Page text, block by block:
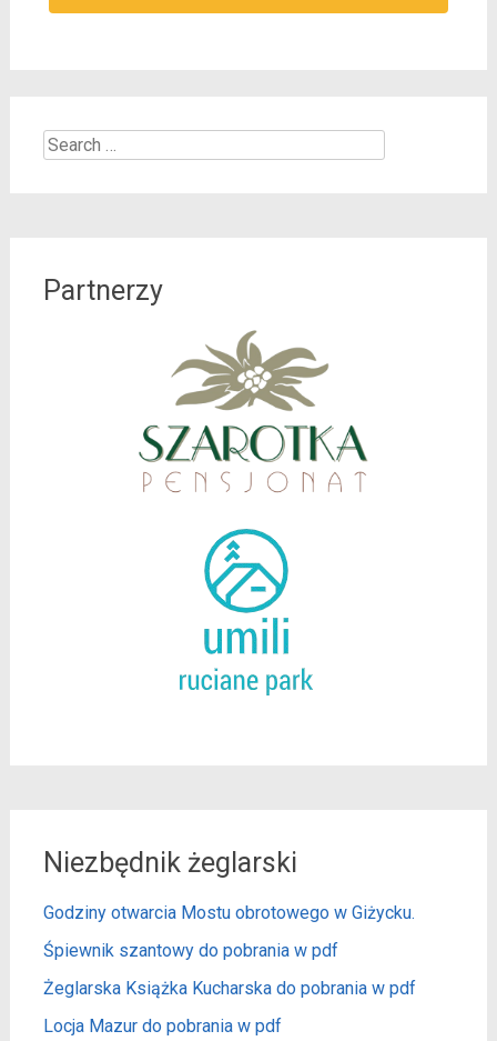
Search
Partnerzy
Niezbędnik żeglarski
Godziny otwarcia Mostu obrotowego w Giżycku.
Śpiewnik szantowy do pobrania w pdf
Żeglarska Książka Kucharska do pobrania w pdf
Locja Mazur do pobrania w pdf